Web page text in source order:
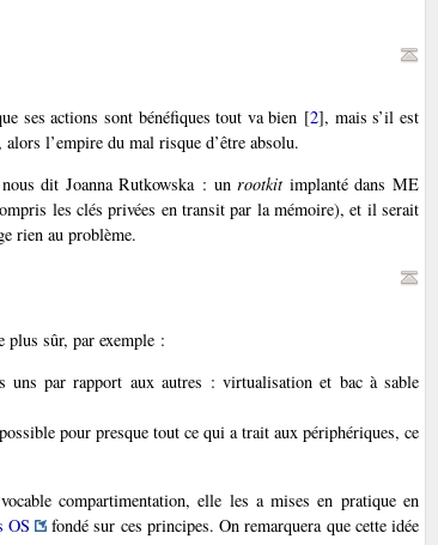
ses actions sont bénéfiques tout va bien [2], mais s’il est
l’empire du mal risque d’être absolu.
dit Joanna Rutkowska : unrootkitimplanté dans ME
les clés privées en transit par la mémoire), et il serait
rien au problème.
plus sûr, par exemple :
uns par rapport aux autres : virtualisation et bac à sable
pour presque tout ce qui a trait aux périphériques, ce
compartimentation, elle les a mises en pratique en
OS
fondé sur ces principes. On remarquera que cette idée